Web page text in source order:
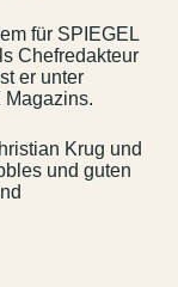
für SPIEGEL
Chefredakteur
er unter
Magazins.
Krug und
und guten